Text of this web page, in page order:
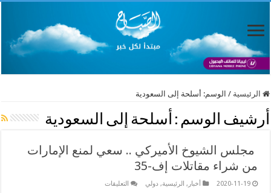
الرئيسية / الوسم: أسلحة إلى السعودية
أرشيف الوسم : أسلحة إلى السعودية
مجلس الشيوخ الأميركي .. سعي لمنع الإمارات
من شراء مقاتلات إف-35
2020-11-19 أخبار , الرئيسية, دولي التعليقات